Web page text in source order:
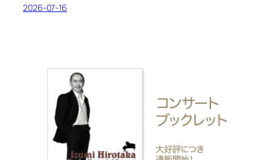
2026-07-16